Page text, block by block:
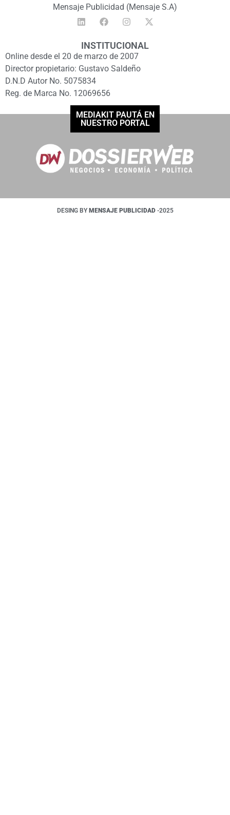
Mensaje Publicidad (Mensaje S.A)
INSTITUCIONAL
Online desde el 20 de marzo de 2007
Director propietario: Gustavo Saldeño
D.N.D Autor No. 5075834
Reg. de Marca No. 12069656
MEDIAKIT PAUTÁ EN
NUESTRO PORTAL
DESING BY MENSAJE PUBLICIDAD -2025